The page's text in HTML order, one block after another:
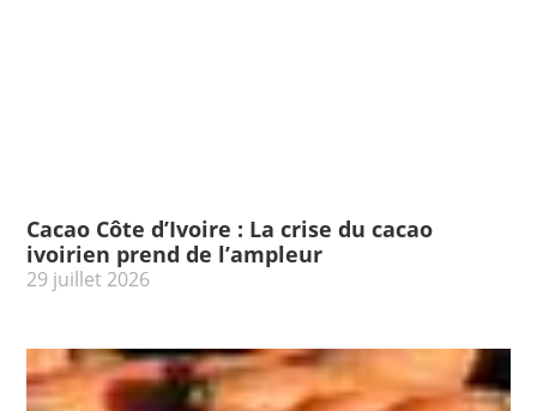
Cacao Côte d’Ivoire : La crise du cacao
ivoirien prend de l’ampleur
29 juillet 2026